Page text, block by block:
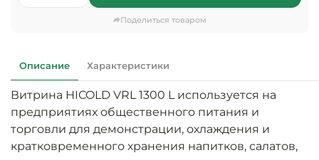
фастфуда
Оснащение
бытового
Поделиться товаром
Описание Характеристики
Витрина HICOLD VRL 1300 L используется на
предприятиях общественного питания и
торговли для демонстрации, охлаждения и
кратковременного хранения напитков, салатов,